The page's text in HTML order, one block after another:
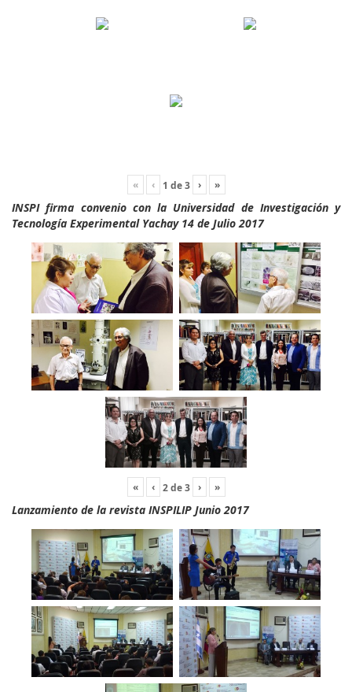
« ‹ 1 de3 › »
INSPI firma convenio con la Universidad de Investigación y
Tecnología Experimental Yachay 14 de Julio 2017
« ‹ 2de3 › »
Lanzamiento de la revista INSPILIP Junio 2017